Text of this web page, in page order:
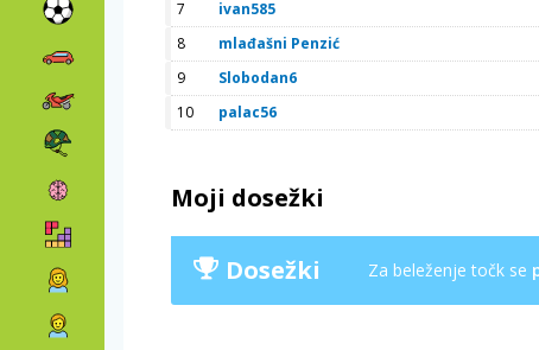
7
ivan585
8
mlađašni Penzić
9
Slobodan6
10
palac56
Moji dosežki
Dosežki Za beleženje točk se